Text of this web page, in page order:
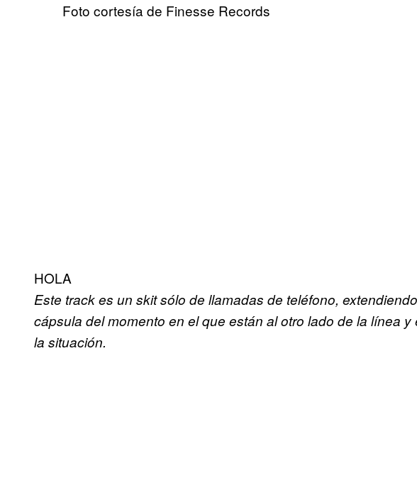
Foto cortesía de Finesse Records
HOLA
Este track es un skit sólo de llamadas de teléfono, extendiendo
cápsula del momento en el que están al otro lado de la línea
la situación.